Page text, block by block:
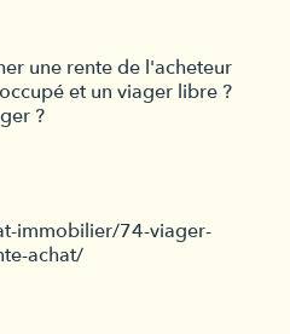
une rente de l'acheteur
et un viager libre ?
?
immobilier/74-viager-
achat/